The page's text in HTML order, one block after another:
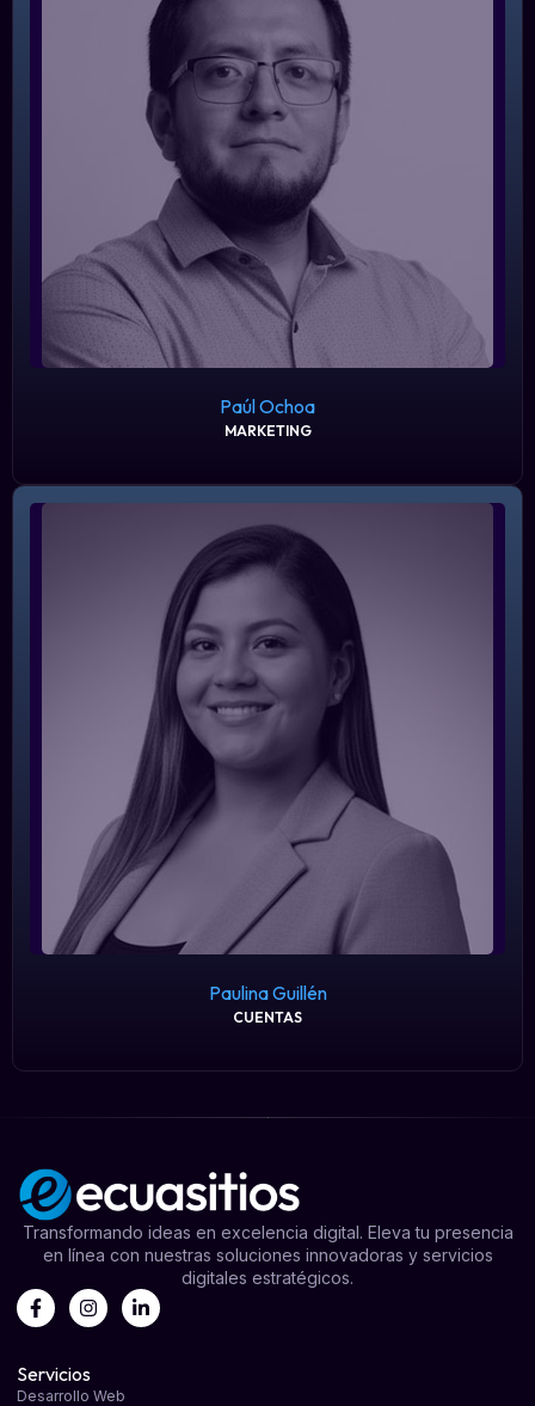
Paúl Ochoa
MARKETING
Paulina Guillén
CUENTAS
Transformando ideas en excelencia digital. Eleva tu presencia
en línea con nuestras soluciones innovadoras y servicios
digitales estratégicos.
Servicios
Desarrollo Web